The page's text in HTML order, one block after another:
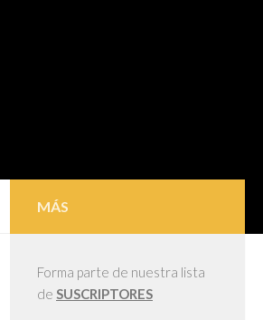
MÁS
Forma parte de nuestra lista
de SUSCRIPTORES